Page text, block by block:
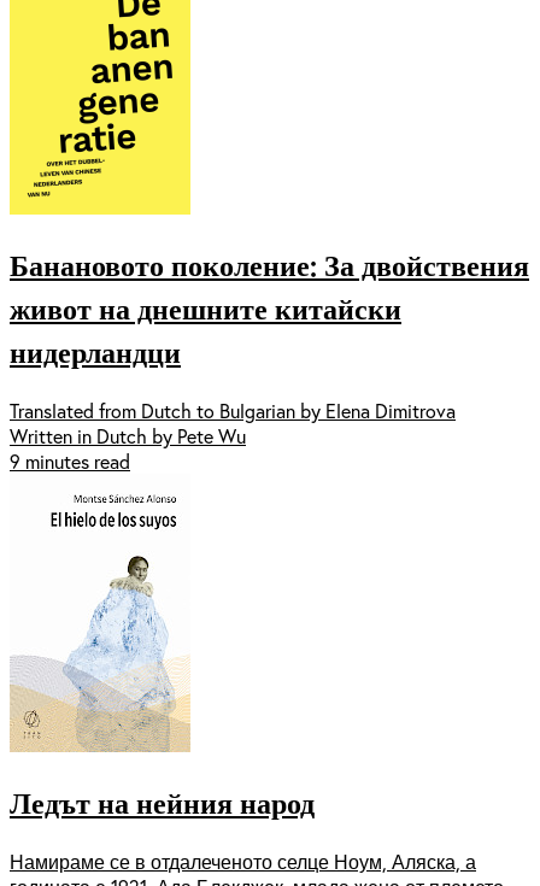
Банановото поколение: За двойствения
живот на днешните китайски
нидерландци
Translated from Dutch to Bulgarian by Elena Dimitrova
Written in Dutch by Pete Wu
9 minutes read
Ледът на нейния народ
Намираме се в отдалеченото селце Ноум, Аляска, а